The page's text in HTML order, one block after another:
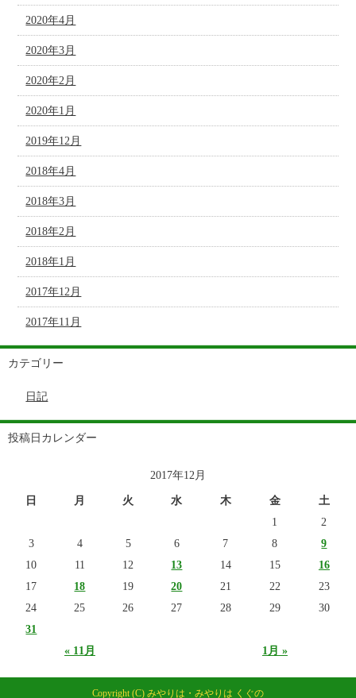
2020年4月
2020年3月
2020年2月
2020年1月
2019年12月
2018年4月
2018年3月
2018年2月
2018年1月
2017年12月
2017年11月
カテゴリー
日記
投稿日カレンダー
2017年12月
日 月 火 水 木 金 土
« 11月 1月 »
1
2
3
4 5 6 7 8
9
10
11 12 13 14 15
16
17
18 19 20 21 22
23
24
25 26 27 28 29
30
31
Copyright (C) みやりは・みやりは くぐの